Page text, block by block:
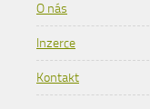
O nás
Inzerce
Kontakt